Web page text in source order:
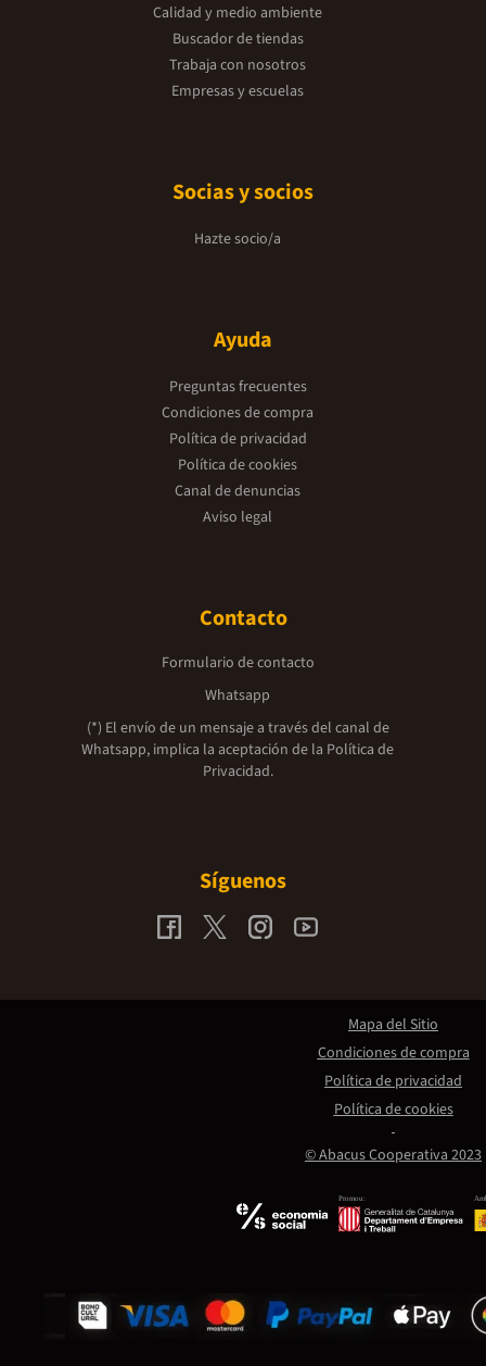
Calidad y medio ambiente
Buscador de tiendas
Trabaja con nosotros
Empresas y escuelas
Socias y socios
Hazte socio/a
Ayuda
Preguntas frecuentes
Condiciones de compra
Política de privacidad
Política de cookies
Canal de denuncias
Aviso legal
Contacto
Formulario de contacto
Whatsapp
(*) El envío de un mensaje a través del canal de
Whatsapp, implica la aceptación de la Política de
Privacidad.
Síguenos
Promou:
© Abacus Cooperativa 2023
Mapa del Sitio
Condiciones de compra
Política de privacidad
Política de cookies